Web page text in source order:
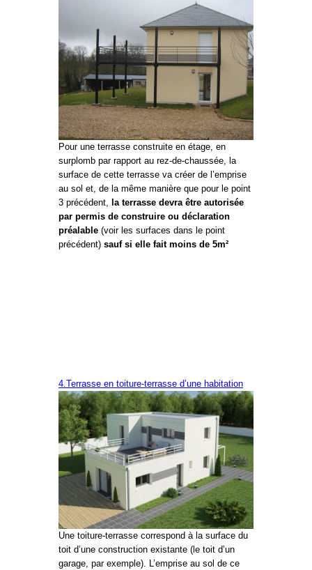
Pour une terrasse construite en étage, en
surplomb par rapport au rez-de-chaussée, la
surface de cette terrasse va créer de l’emprise
au sol et, de la même manière que pour le point
3 précédent, la terrasse devra être autorisée
par permis de construire ou déclaration
préalable (voir les surfaces dans le point
précédent) sauf si elle fait moins de 5m²
4.Terrasse en toiture-terrasse d’une habitation
Une toiture-terrasse correspond à la surface du
toit d’une construction existante (le toit d’un
garage, par exemple). L’emprise au sol de ce